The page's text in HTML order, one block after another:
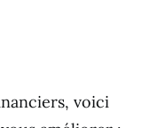
voici